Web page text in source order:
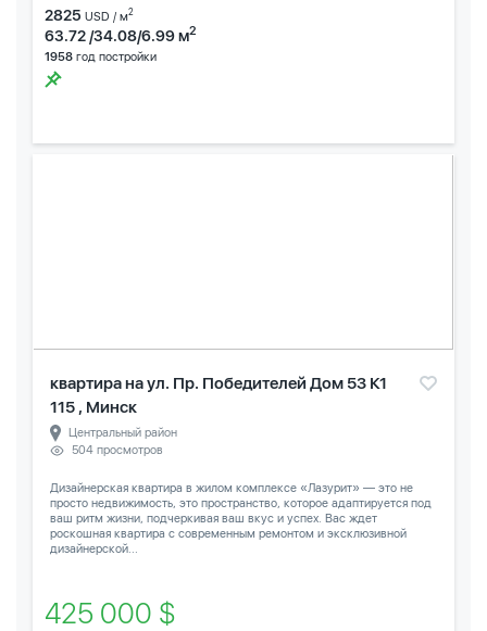
2825 USD / м2
63.72 /34.08/6.99 м2
1958 год постройки
квартира на ул. Пр. Победителей Дом 53 К1
115 , Минск
Центральный район
504 просмотров
Дизайнерская квартира в жилом комплексе «Лазурит» — это не
просто недвижимость, это пространство, которое адаптируется под
ваш ритм жизни, подчеркивая ваш вкус и успех. Вас ждет
роскошная квартира с современным ремонтом и эксклюзивной
дизайнерской...
425 000 $